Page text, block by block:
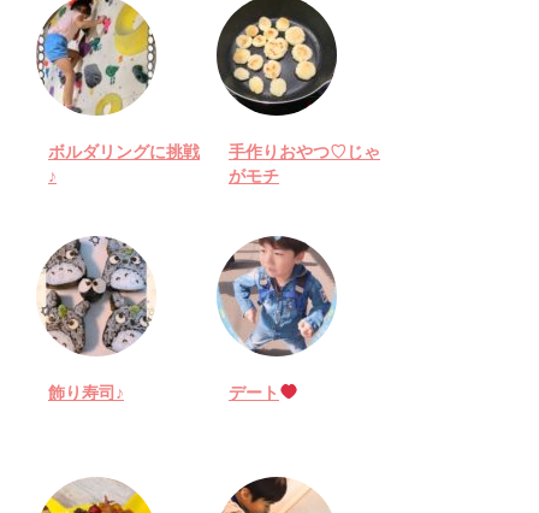
ボルダリングに挑戦
♪
手作りおやつ♡じゃ
がモチ
飾り寿司♪ デート